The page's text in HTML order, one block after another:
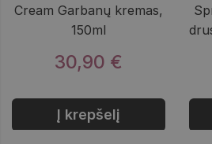
Cream Garbanų kremas,
150ml
30,90 €
Į krepšelį